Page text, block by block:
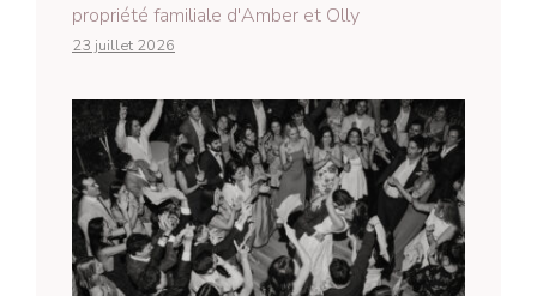
propriété familiale d'Amber et Olly
23 juillet 2026